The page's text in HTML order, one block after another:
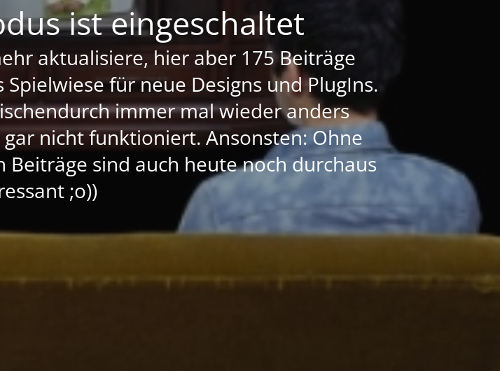
ist eingeschaltet
aktualisiere, hier aber 175 Beiträge
für neue Designs und PlugIns.
immer mal wieder anders
nicht funktioniert. Ansonsten: Ohne
sind auch heute noch durchaus
;o))